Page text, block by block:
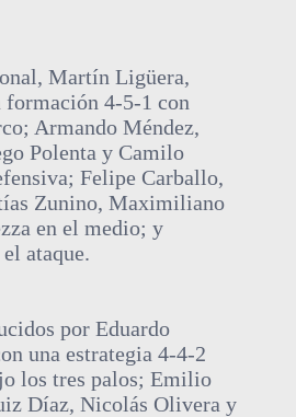
Martín Ligüera,
formación 4-5-1 con
Armando Méndez,
Polenta y Camilo
Felipe Carballo,
Zunino, Maximiliano
en el medio; y
ataque.
por Eduardo
una estrategia 4-4-2
los tres palos; Emilio
Díaz, Nicolás Olivera y